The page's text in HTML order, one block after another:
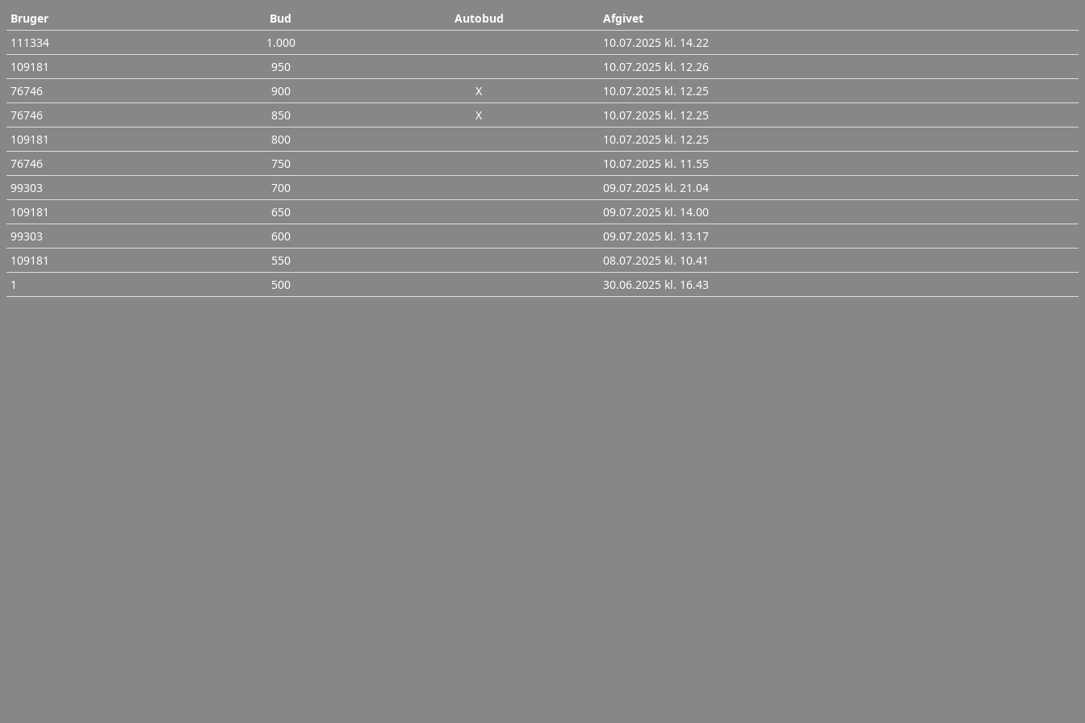
Bruger Bud Autobud
Afgivet
111334
1.000
10.07.2025 kl. 14.22
109181
950
10.07.2025 kl. 12.26
76746
900 X
10.07.2025 kl. 12.25
76746
850 X
10.07.2025 kl. 12.25
109181
800
10.07.2025 kl. 12.25
76746
750
10.07.2025 kl. 11.55
99303
700
09.07.2025 kl. 21.04
109181
650
09.07.2025 kl. 14.00
99303
600
09.07.2025 kl. 13.17
109181
550
08.07.2025 kl. 10.41
1
500 30.06.2025 kl. 16.43